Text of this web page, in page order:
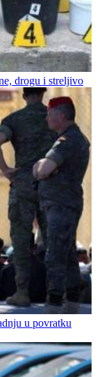
drogu i streljivo
u povratku